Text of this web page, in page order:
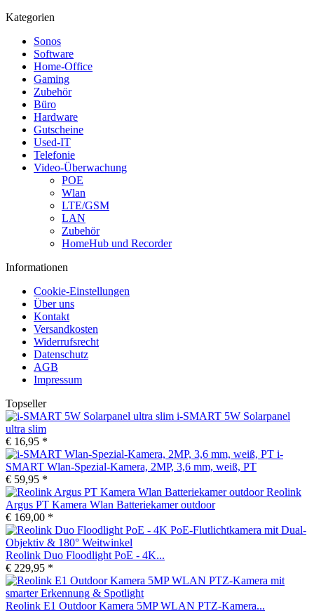
Kategorien
Sonos
Software
Home-Office
Gaming
Zubehör
Büro
Hardware
Gutscheine
Used-IT
Telefonie
Video-Überwachung
POE
Wlan
LTE/GSM
LAN
Zubehör
HomeHub und Recorder
Informationen
Cookie-Einstellungen
Über uns
Kontakt
Versandkosten
Widerrufsrecht
Datenschutz
AGB
Impressum
Topseller
i-SMART 5W Solarpanel
ultra slim
€ 16,95 *
i-
SMART Wlan-Spezial-Kamera, 2MP, 3,6 mm, weiß, PT
€ 59,95 *
Reolink
Argus PT Kamera Wlan Batteriekamer outdoor
€ 169,00 *
Reolink Duo Floodlight PoE - 4K...
€ 229,95 *
Reolink E1 Outdoor Kamera 5MP WLAN PTZ-Kamera...